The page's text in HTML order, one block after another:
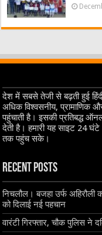
देश में सबसे तेजी से बढ़ती हुई
अधिक विश्वसनीय, प्रामाणिक
पहुंचाती है। इसकी प्रतिबद्ध
देती है। हमारी यह साइट 24
तक पहुंच सके।
Recent Posts
निचलौल। बजहा उर्फ
को दिलाई नई पहचान
वारंटी गिरफ्तार, चौक पुलिस ने